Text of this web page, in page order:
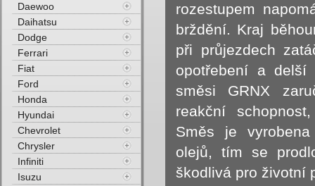
rozestupem
brždění. Kraj
při průjezdech
opotřebení a delší
směsi GRNX
reakční
Směs je
olejů, tím se
škodlivá pro životní
Daewoo
Daihatsu
Dodge
Ferrari
Fiat
Ford
Honda
Hyundai
Chevrolet
Chrysler
Infiniti
Isuzu